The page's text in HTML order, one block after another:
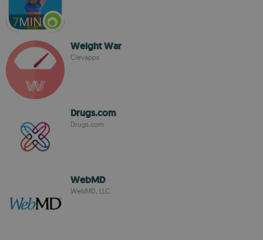
Weight War
Clevapps
Drugs.com
Drugs.com
WebMD
WebMD, LLC